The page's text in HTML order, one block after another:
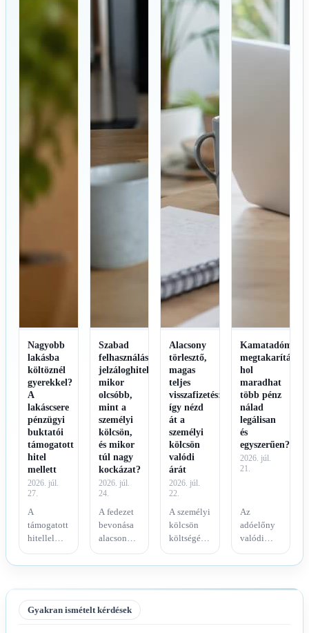
Nagyobb
lakásba
költöznél
gyerekkel?
A
lakáscsere
pénzügyi
buktatói
támogatott
hitel
mellett
2026. júl.
27.
A
támogatott
hitellel
terhelt
otthon
több,
elkülönülő
Szabad
felhasználású
jelzáloghitel:
mikor
olcsóbb,
mint a
személyi
kölcsön,
és mikor
túl nagy
kockázat?
2026. júl.
24.
A fedezet
bevonása
alacsonyabb
hitelárazást
eredményezhet,
induló
hosszabb
Alacsony
törlesztő,
magas
teljes
visszafizetés:
így nézd
át a
személyi
kölcsön
valódi
árát
2026. júl.
22.
A személyi
kölcsön
költségét
nem a
reklámozott
részlet,
megtakarítások:
hol
maradhat
több pénz
nálad
legálisan
és
egyszerűen?
2026. júl.
21.
Az
adóelőny
valódi
értéke csak
a
a tartási
Gyakran ismételt kérdések